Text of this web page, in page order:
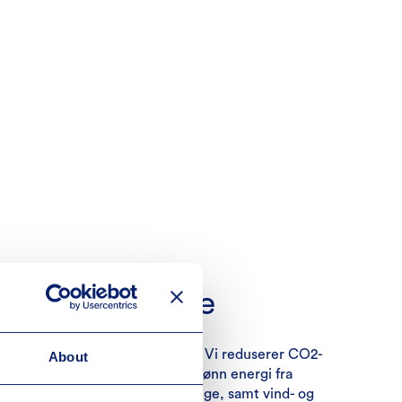
About
datasentre
med vår grønne omstilling. Vi reduserer CO2-
våre ved å bruke 100 % grønn energi fra
i Danmark, Norge og Sverige, samt vind- og